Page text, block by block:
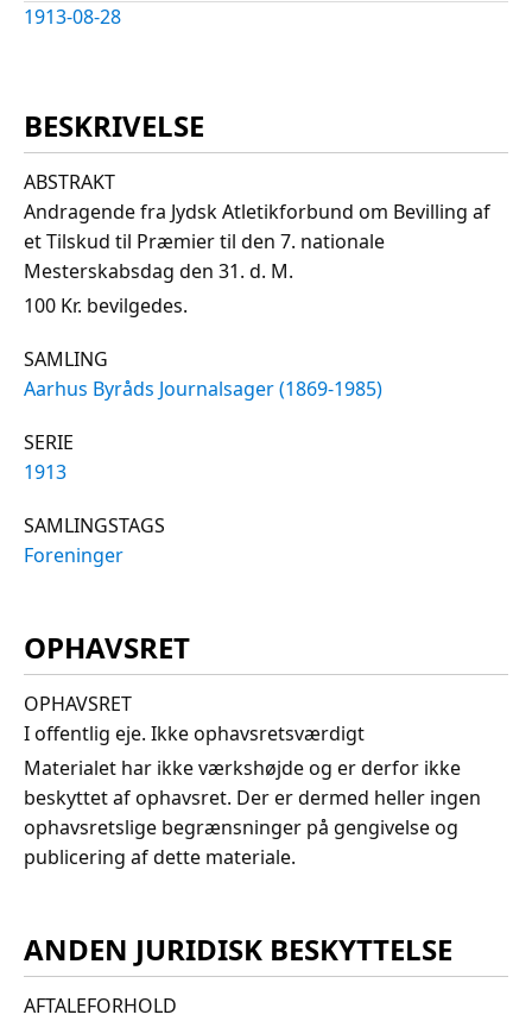
1913-08-28
BESKRIVELSE
ABSTRAKT
Andragende fra Jydsk Atletikforbund om Bevilling af
et Tilskud til Præmier til den 7. nationale
Mesterskabsdag den 31. d. M.
100 Kr. bevilgedes.
SAMLING
Aarhus Byråds Journalsager (1869-1985)
SERIE
1913
SAMLINGSTAGS
Foreninger
OPHAVSRET
OPHAVSRET
I offentlig eje. Ikke ophavsretsværdigt
Materialet har ikke værkshøjde og er derfor ikke
beskyttet af ophavsret. Der er dermed heller ingen
ophavsretslige begrænsninger på gengivelse og
publicering af dette materiale.
ANDEN JURIDISK BESKYTTELSE
AFTALEFORHOLD